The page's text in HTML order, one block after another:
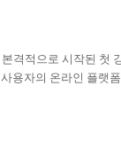
본격적으로 시작된 첫
사용자의 온라인 플랫